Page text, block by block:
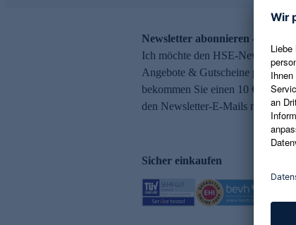
Newsletter abonnieren – 10 €
Ich möchte den HSE-Newsletter
Angebote & Gutscheine per E-
bekommen Sie einen 10 €
den Newsletter-E-Mails möglich.
Sicher einkaufen